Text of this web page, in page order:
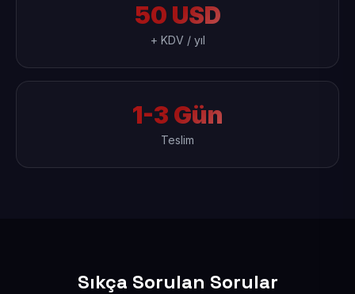
50 USD
+ KDV / yıl
1-3 Gün
Teslim
Sıkça Sorulan Sorular